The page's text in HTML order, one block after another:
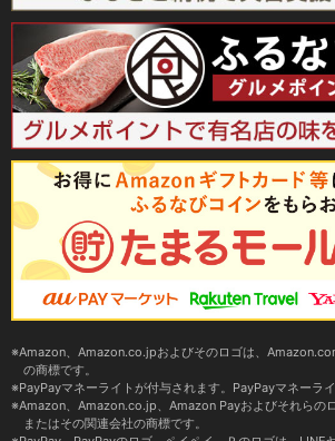
Amazon、Amazon.co.jpおよびそのロゴは、
の商標です。
PayPayマネーライトが付与されます。PayPayマネーラ
Amazon、Amazon.co.jp、Amazon Payおよびそれらの
またはその関連会社の商標です。